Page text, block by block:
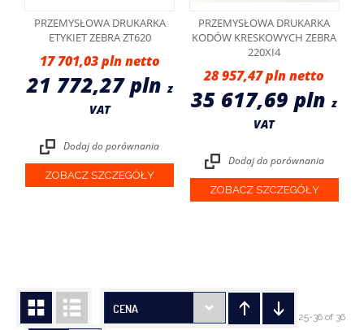
PRZEMYSŁOWA DRUKARKA
ETYKIET ZEBRA ZT620
17 701,03 pln
21 772,27 plnz
VAT
Dodaj do porównania
ZOBACZ SZCZEGÓŁY
PRZEMYSŁOWA DRUKARKA
KODÓW KRESKOWYCH ZEBRA
220XI4
28 957,47 pln
35 617,69 plnz
VAT
Dodaj do porównania
ZOBACZ SZCZEGÓŁY
CENA
25-36 of 36